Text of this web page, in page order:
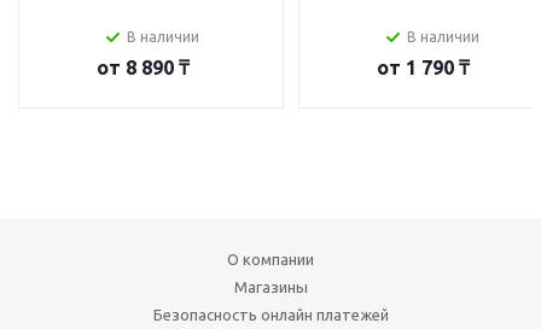
В наличии
от 8 890 ₸
В наличии
от 1 790 ₸
О компании
Магазины
Безопасность онлайн платежей